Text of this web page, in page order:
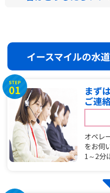
イースマイルの水
STEP
01
まず
ご連
オペレ
をお伺
1～2分